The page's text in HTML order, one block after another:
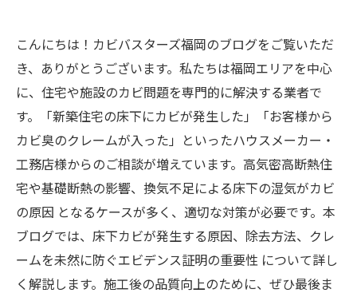
こんにちは！カビバスターズ福岡のブログをご覧いただ
き、ありがとうございます。私たちは福岡エリアを中心
に、住宅や施設のカビ問題を専門的に解決する業者で
す。「新築住宅の床下にカビが発生した」「お客様から
カビ臭のクレームが入った」といったハウスメーカー・
工務店様からのご相談が増えています。高気密高断熱住
宅や基礎断熱の影響、換気不足による床下の湿気がカビ
の原因 となるケースが多く、適切な対策が必要です。本
ブログでは、床下カビが発生する原因、除去方法、クレ
ームを未然に防ぐエビデンス証明の重要性 について詳し
く解説します。施工後の品質向上のために、ぜひ最後ま